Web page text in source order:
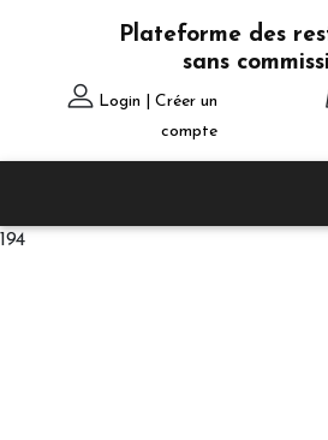
Plateforme des
sans
Login | Créer un
compte
194